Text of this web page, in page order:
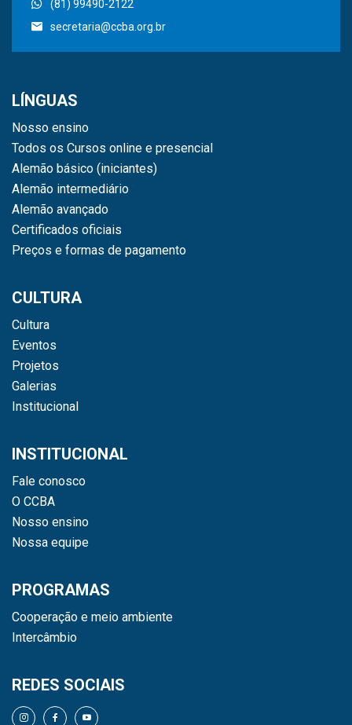
(81) 99490-2122
secretaria@ccba.org.br
LÍNGUAS
Nosso ensino
Todos os Cursos online e presencial
Alemão básico (iniciantes)
Alemão intermediário
Alemão avançado
Certificados oficiais
Preços e formas de pagamento
CULTURA
Cultura
Eventos
Projetos
Galerias
Institucional
INSTITUCIONAL
Fale conosco
O CCBA
Nosso ensino
Nossa equipe
PROGRAMAS
Cooperação e meio ambiente
Intercâmbio
REDES SOCIAIS